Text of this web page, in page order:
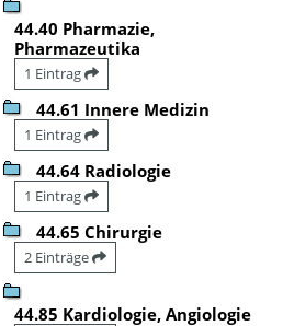
44.40 Pharmazie,
Pharmazeutika
1 Eintrag
44.61 Innere Medizin
1 Eintrag
44.64 Radiologie
1 Eintrag
44.65 Chirurgie
2 Einträge
44.85 Kardiologie, Angiologie